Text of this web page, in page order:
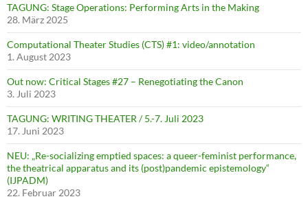
TAGUNG: Stage Operations: Performing Arts in the Making
28. März 2025
Computational Theater Studies (CTS) #1: video/annotation
1. August 2023
Out now: Critical Stages #27 – Renegotiating the Canon
3. Juli 2023
TAGUNG: WRITING THEATER / 5.-7. Juli 2023
17. Juni 2023
NEU: „Re-socializing emptied spaces: a queer-feminist performance,
the theatrical apparatus and its (post)pandemic epistemology“
(IJPADM)
22. Februar 2023